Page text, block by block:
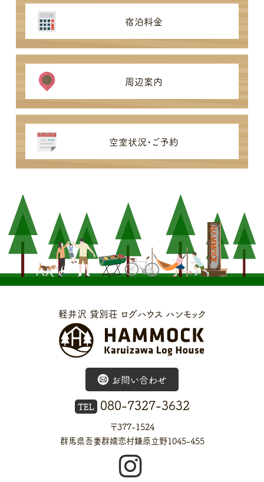
宿泊料金
周辺案内
空室状況・ご予約
軽井沢 貸別荘 ログハウス ハンモック
お問い合わせ
TEL 080-7327-3632
〒377-1524
群馬県吾妻群嬬恋村鎌原立野1045-455